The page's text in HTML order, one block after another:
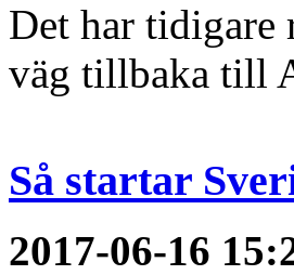
Det har tidigare
väg tillbaka till
Så startar
2017-06-16